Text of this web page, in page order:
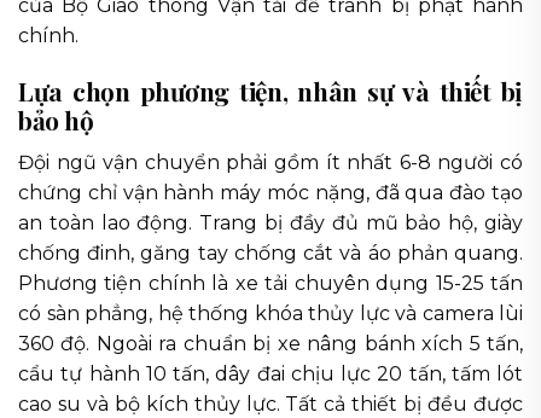
của Bộ Giao thông Vận tải để tránh bị phạt hành
chính.
Lựa chọn phương tiện, nhân sự và thiết bị
bảo hộ
Đội ngũ vận chuyển phải gồm ít nhất 6-8 người có
chứng chỉ vận hành máy móc nặng, đã qua đào tạo
an toàn lao động. Trang bị đầy đủ mũ bảo hộ, giày
chống đinh, găng tay chống cắt và áo phản quang.
Phương tiện chính là xe tải chuyên dụng 15-25 tấn
có sàn phẳng, hệ thống khóa thủy lực và camera lùi
360 độ. Ngoài ra chuẩn bị xe nâng bánh xích 5 tấn,
cẩu tự hành 10 tấn, dây đai chịu lực 20 tấn, tấm lót
cao su và bộ kích thủy lực. Tất cả thiết bị đều được